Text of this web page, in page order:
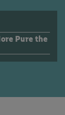
Pure the